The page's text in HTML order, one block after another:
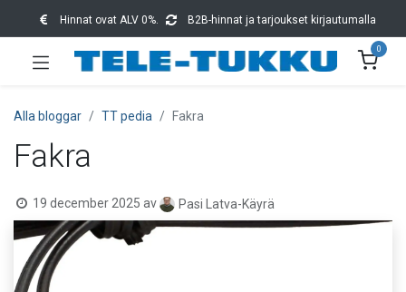
Hinnat ovat ALV 0%. B2B-hinnat ja tarjoukset kirjautumalla
0
Alla bloggar TT pedia Fakra
Fakra
19 december 2025 av Pasi Latva-Käyrä